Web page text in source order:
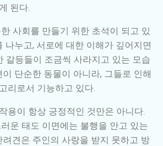
된다.
사회를 만들기 위한 초석이 되고 있
나누고, 서로에 대한 이해가 깊어지면
갈등들이 조금씩 사라지고 있는 모습
단순한 동물이 아니라, 그들로 인해
리로서 기능하고 있다.
용이 항상 긍정적인 것만은 아니다.
운 태도 이면에는 불행을 안고 있는
견은 주인의 사랑을 받지 못하고 방